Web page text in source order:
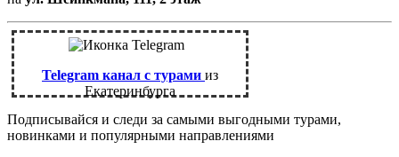
Telegram канал с турами из
Екатеринбурга
Подписывайся и следи за самыми выгодными турами,
новинками и популярными направлениями